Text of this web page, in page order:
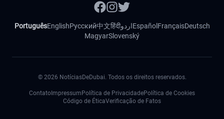
PortuguêsEnglishРусский中文हिंदीاردوEspañol FrançaisDeutsch
MagyarSlovenský
© 2026 NotíciasDeDubai. Todos os direitos reservados.
Contato Impressum Política de PrivacidadePolítica de Cookies
Código de ÉticaVerificação de Fatos